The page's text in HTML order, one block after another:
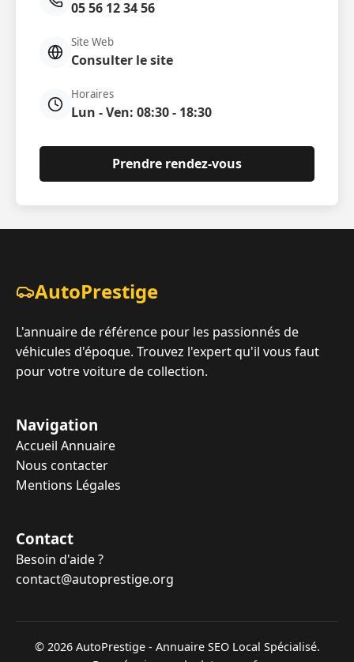
05 56 12 34 56
Site Web
Consulter le site
Horaires
Lun - Ven: 08:30 - 18:30
Prendre rendez-vous
AutoPrestige
L'annuaire de référence pour les passionnés de
véhicules d'époque. Trouvez l'expert qu'il vous faut
pour votre voiture de collection.
Navigation
Accueil Annuaire
Nous contacter
Mentions Légales
Contact
Besoin d'aide ?
contact@autoprestige.org
© 2026 AutoPrestige - Annuaire SEO Local Spécialisé.